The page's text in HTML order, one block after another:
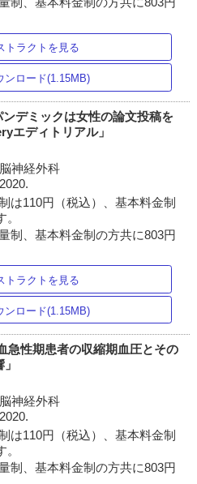
トラクトを見る
ンロード(1.15MB)
デミックは女性の論文投稿を
エディトリアル」
神経外科
は110円（税込）、基本料金制
制、基本料金制の方共に803円
トラクトを見る
ンロード(1.15MB)
急性期患者の収縮期血圧とその
神経外科
は110円（税込）、基本料金制
制、基本料金制の方共に803円